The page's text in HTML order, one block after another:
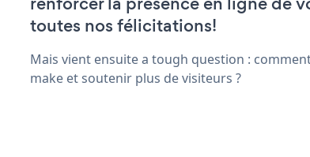
toutes nos félicitations!
Mais vient ensuite a tough question :
make et soutenir plus de visiteurs ?